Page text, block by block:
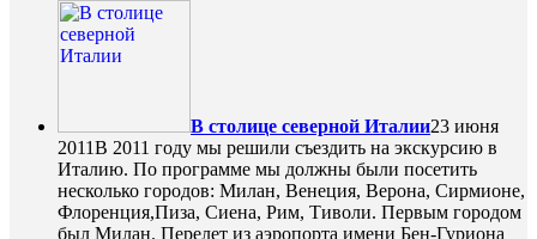
В столице северной Италии23 июня
2011В 2011 году мы решили съездить на экскурсию в
Италию. По программе мы должны были посетить
несколько городов: Милан, Венеция, Верона, Сирмионе,
Флоренция,Пиза, Сиена, Рим, Тиволи. Первым городом
был Милан. Перелет из аэропорта имени Бен-Гуриона